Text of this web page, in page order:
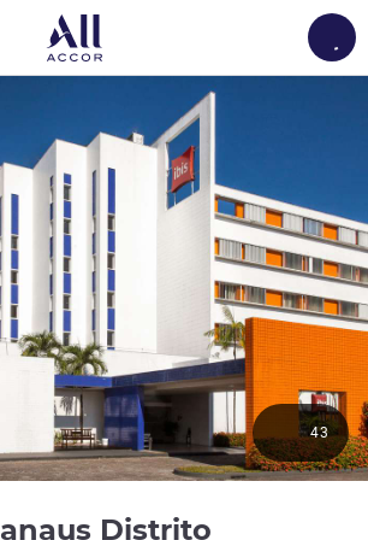
Distrito
43